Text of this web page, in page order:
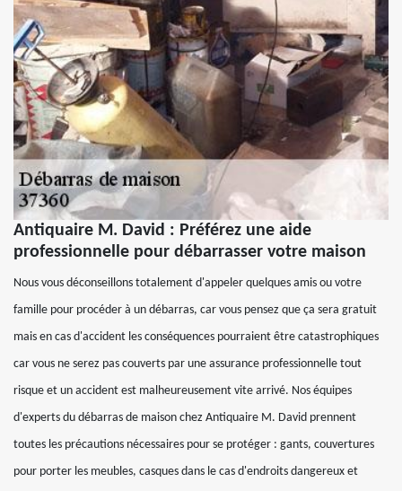
Antiquaire M. David : Préférez une aide
professionnelle pour débarrasser votre maison
Nous vous déconseillons totalement d'appeler quelques amis ou votre
famille pour procéder à un débarras, car vous pensez que ça sera gratuit
mais en cas d'accident les conséquences pourraient être catastrophiques
car vous ne serez pas couverts par une assurance professionnelle tout
risque et un accident est malheureusement vite arrivé. Nos équipes
d'experts du débarras de maison chez Antiquaire M. David prennent
toutes les précautions nécessaires pour se protéger : gants, couvertures
pour porter les meubles, casques dans le cas d'endroits dangereux et